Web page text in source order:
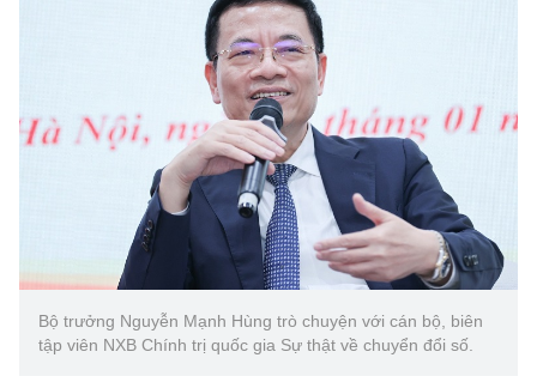
Tiêu chuẩn, đo lường, chất lượng
Năng lượng nguyên tử
Nhiệm vụ trọng tâm
Vietnamese English
Bộ trưởng Nguyễn Mạnh Hùng trò chuyện với cán bộ, biên
tập viên NXB Chính trị quốc gia Sự thật về chuyển đổi số.